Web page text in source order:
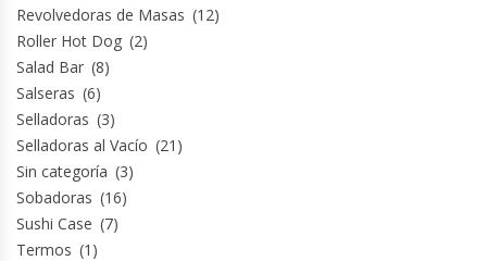
Revolvedoras de Masas (12)
Roller Hot Dog (2)
Salad Bar (8)
Salseras (6)
Selladoras (3)
Selladoras al Vacío (21)
Sin categoría (3)
Sobadoras (16)
Sushi Case (7)
Termos (1)